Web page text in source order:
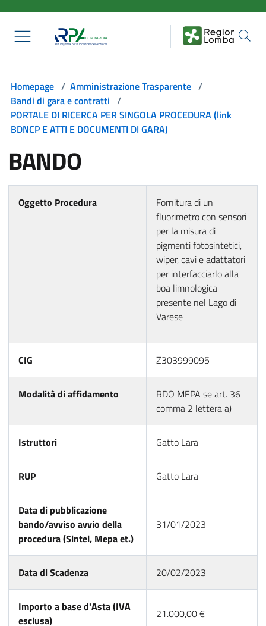
Homepage / Amministrazione Trasparente /
Bandi di gara e contratti /
PORTALE DI RICERCA PER SINGOLA PROCEDURA (link
BDNCP E ATTI E DOCUMENTI DI GARA)
BANDO
Oggetto Procedura
Fornitura di un
fluorimetro con sensori
per la misura di
pigmenti fotosintetici,
wiper, cavi e adattatori
per interfacciarlo alla
boa limnologica
presente nel Lago di
Varese
CIG Z303999095
Modalità di affidamento
RDO MEPA se art. 36
comma 2 lettera a)
Istruttori Gatto Lara
RUP Gatto Lara
Data di pubblicazione
bando/avviso avvio della
procedura (Sintel, Mepa et.)
31/01/2023
Data di Scadenza 20/02/2023
Importo a base d'Asta (IVA
esclusa)
21.000,00 €